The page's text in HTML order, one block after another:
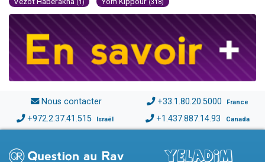
(1) (318)
Nous contacter +33.1.80.20.5000 France
+972.2.37.41.515 Israël +1.437.887.14.93 Canada